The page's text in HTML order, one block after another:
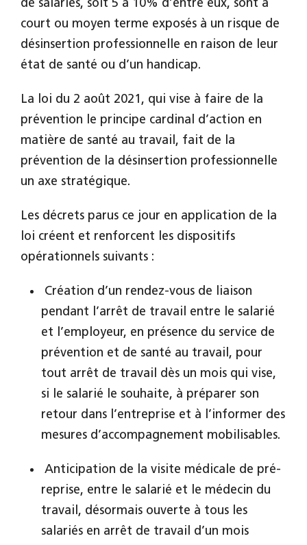
de salariés, soit 5 à 10% d’entre eux, sont à
court ou moyen terme exposés à un risque de
désinsertion professionnelle en raison de leur
état de santé ou d’un handicap.
La loi du 2 août 2021, qui vise à faire de la
prévention le principe cardinal d’action en
matière de santé au travail, fait de la
prévention de la désinsertion professionnelle
un axe stratégique.
Les décrets parus ce jour en application de la
loi créent et renforcent les dispositifs
opérationnels suivants :
Création d’un rendez-vous de liaison
pendant l’arrêt de travail entre le salarié
et l’employeur, en présence du service de
prévention et de santé au travail, pour
tout arrêt de travail dès un mois qui vise,
si le salarié le souhaite, à préparer son
retour dans l’entreprise et à l’informer des
mesures d’accompagnement mobilisables.
Anticipation de la visite médicale de pré-
reprise, entre le salarié et le médecin du
travail, désormais ouverte à tous les
salariés en arrêt de travail d’un mois